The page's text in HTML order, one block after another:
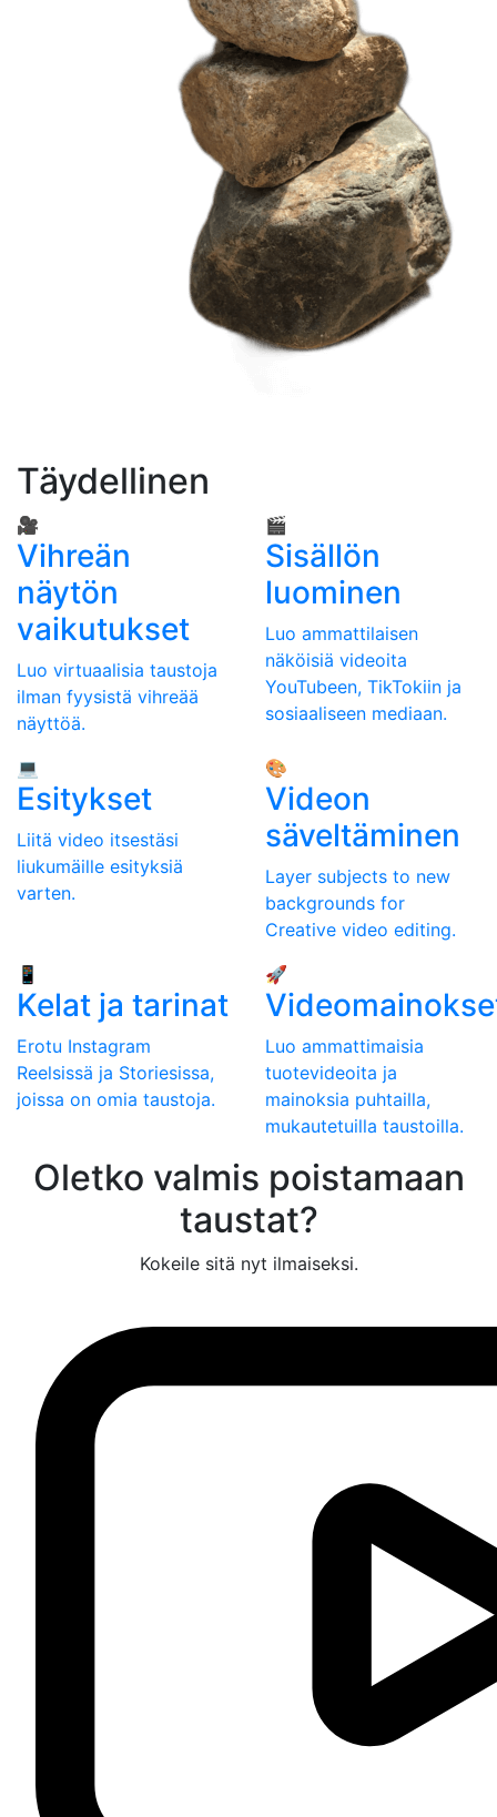
Täydellinen
🎥
Vihreän
näytön
vaikutukset
Luo virtuaalisia taustoja
ilman fyysistä vihreää
näyttöä.
🎬
Sisällön
luominen
Luo ammattilaisen
näköisiä videoita
YouTubeen, TikTokiin ja
sosiaaliseen mediaan.
💻
Esitykset
Liitä video itsestäsi
liukumäille esityksiä
varten.
🎨
Videon
säveltäminen
Layer subjects to new
backgrounds for
Creative video editing.
📱
Kelat ja tarinat
Erotu Instagram
Reelsissä ja Storiesissa,
joissa on omia taustoja.
🚀
Luo ammattimaisia
tuotevideoita ja
mainoksia puhtailla,
mukautetuilla taustoilla.
Oletko valmis poistamaan
taustat?
Kokeile sitä nyt ilmaiseksi.